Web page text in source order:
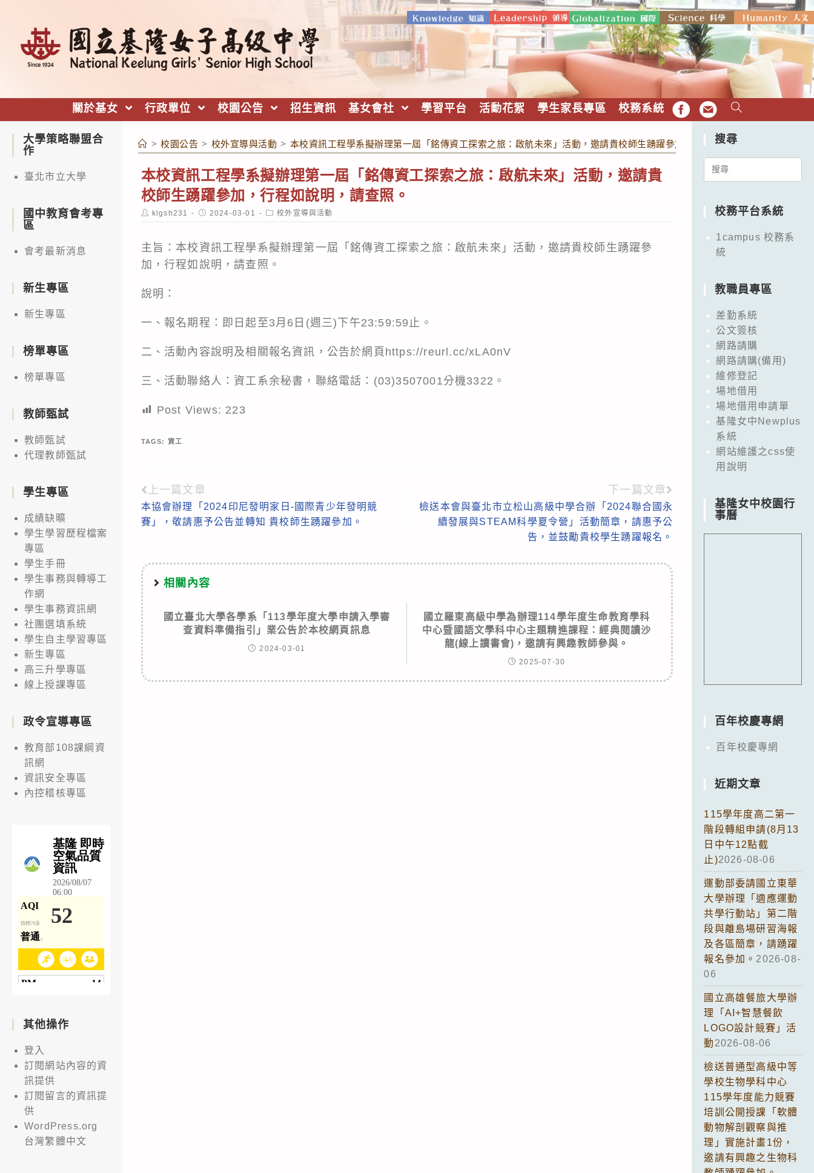
關於基女 行政單位 校園公告 招生資訊 基女會社 學習平台 活動花絮 學生家長專區 校務系統 FB EMAIL
> 校園公告 > 校外宣導與活動 > 本校資訊工程學系擬辦理第一屆「銘傳資工探索之旅：啟航未來」活動，邀請貴校師生踴躍參加，行程如說明，請查照。
本校資訊工程學系擬辦理第一屆「銘傳資工探索之旅：啟航未來」活動，邀請貴
校師生踴躍參加，行程如說明，請查照。
Post
author:
klgsh231
Post
published:
2024-03-01
Post
category:
校外宣導與活動
主旨：本校資訊工程學系擬辦理第一屆「銘傳資工探索之旅：啟航未來」活動，邀請貴校師生踴躍參
加，行程如說明，請查照。
說明：
一、報名期程：即日起至3月6日(週三)下午23:59:59止。
二、活動內容說明及相關報名資訊，公告於網頁https://reurl.cc/xLA0nV
三、活動聯絡人：資工系余秘書，聯絡電話：(03)3507001分機3322。
Post Views: 223
TAGS: 資工
Read
more
上一篇文章
本協會辦理「2024印尼發明家日-國際青少年發明競
賽」，敬請惠予公告並轉知 貴校師生踴躍參加。
下一篇文章
檢送本會與臺北市立松山高級中學合辦「2024聯合國永
續發展與STEAM科學夏令營」活動簡章，請惠予公
告，並鼓勵貴校學生踴躍報名。
相關內容
國立臺北大學各學系「113學年度大學申請入學審
查資料準備指引」業公告於本校網頁訊息
2024-03-01
國立羅東高級中學為辦理114學年度生命教育學科
中心暨國語文學科中心主題精進課程：經典閱讀沙
龍(線上讀書會)，邀請有興趣教師參與。
2025-07-30
大學策略聯盟合
作
臺北市立大學
國中教育會考專
區
會考最新消息
新生專區
新生專區
榜單專區
榜單專區
教師甄試
教師甄試
代理教師甄試
學生專區
成績缺曠
學生學習歷程檔案
專區
學生手冊
學生事務與轉導工
作網
學生事務資訊網
社團選填系統
學生自主學習專區
新生專區
高三升學專區
線上授課專區
政令宣導專區
教育部108課綱資
訊網
資訊安全專區
內控稽核專區
其他操作
登入
訂閱網站內容的資
訊提供
訂閱留言的資訊提
供
WordPress.org
台灣繁體中文
搜尋
Search
校務平台系統
1campus 校務系
統
教職員專區
差勤系統
公文簽核
網路請購
網路請購(備用)
維修登記
場地借用
場地借用申請單
基隆女中Newplus
系統
網站維護之css使
用說明
基隆女中校園行
事曆
百年校慶專網
百年校慶專網
近期文章
115學年度高二第一
階段轉組申請(8月13
日中午12點截
止)2026-08-06
運動部委請國立東華
大學辦理「適應運動
共學行動站」第二階
段與離島場研習海報
及各區簡章，請踴躍
報名參加。 2026-08-
06
國立高雄餐旅大學辦
理「AI+智慧餐飲
LOGO設計競賽」活
動 2026-08-06
檢送普通型高級中等
學校生物學科中心
115學年度能力競賽
培訓公開授課「軟體
動物解剖觀察與推
理」實施計畫1份，
邀請有興趣之生物科